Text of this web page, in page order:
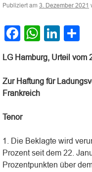
Publiziert am 3. Dezember 2021
Facebook
LG Hamburg, Urteil vom
Zur Haftung für
Frankreich
Tenor
1. Die Beklagte wird
Prozent seit dem 22.
Prozentpunkten über